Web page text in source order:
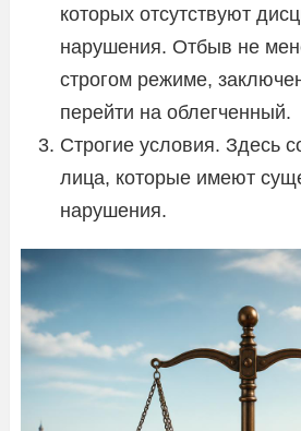
которых отсутствуют
нарушения. Отбыв не
строгом режиме,
перейти на облегченный.
Строгие условия. Здесь
лица, которые имеют
нарушения.